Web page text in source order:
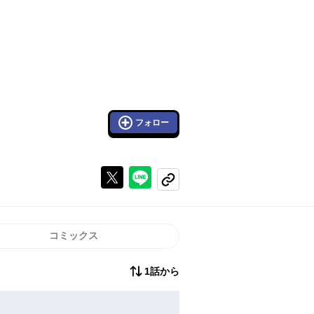
フォロー
Xで投稿するラインでシェアする
コピーする
コミックス
1話から